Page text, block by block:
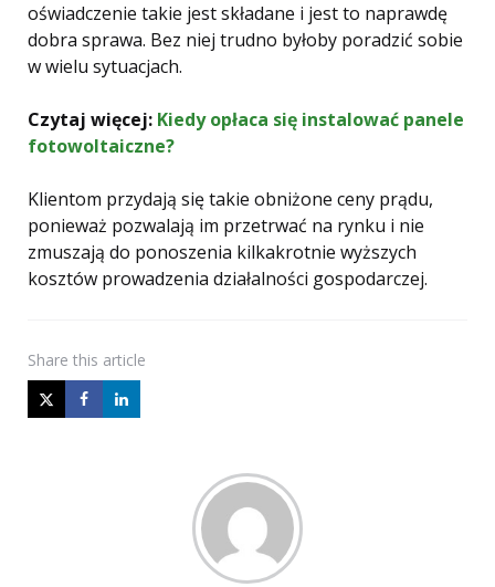
oświadczenie takie jest składane i jest to naprawdę
dobra sprawa. Bez niej trudno byłoby poradzić sobie
w wielu sytuacjach.
Czytaj więcej: Kiedy opłaca się instalować panele
fotowoltaiczne?
Klientom przydają się takie obniżone ceny prądu,
ponieważ pozwalają im przetrwać na rynku i nie
zmuszają do ponoszenia kilkakrotnie wyższych
kosztów prowadzenia działalności gospodarczej.
Share this article